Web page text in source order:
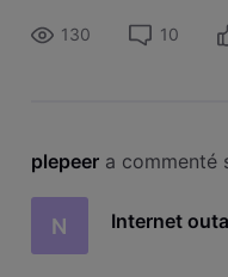
130 10
plepeer a commenté
N Internet